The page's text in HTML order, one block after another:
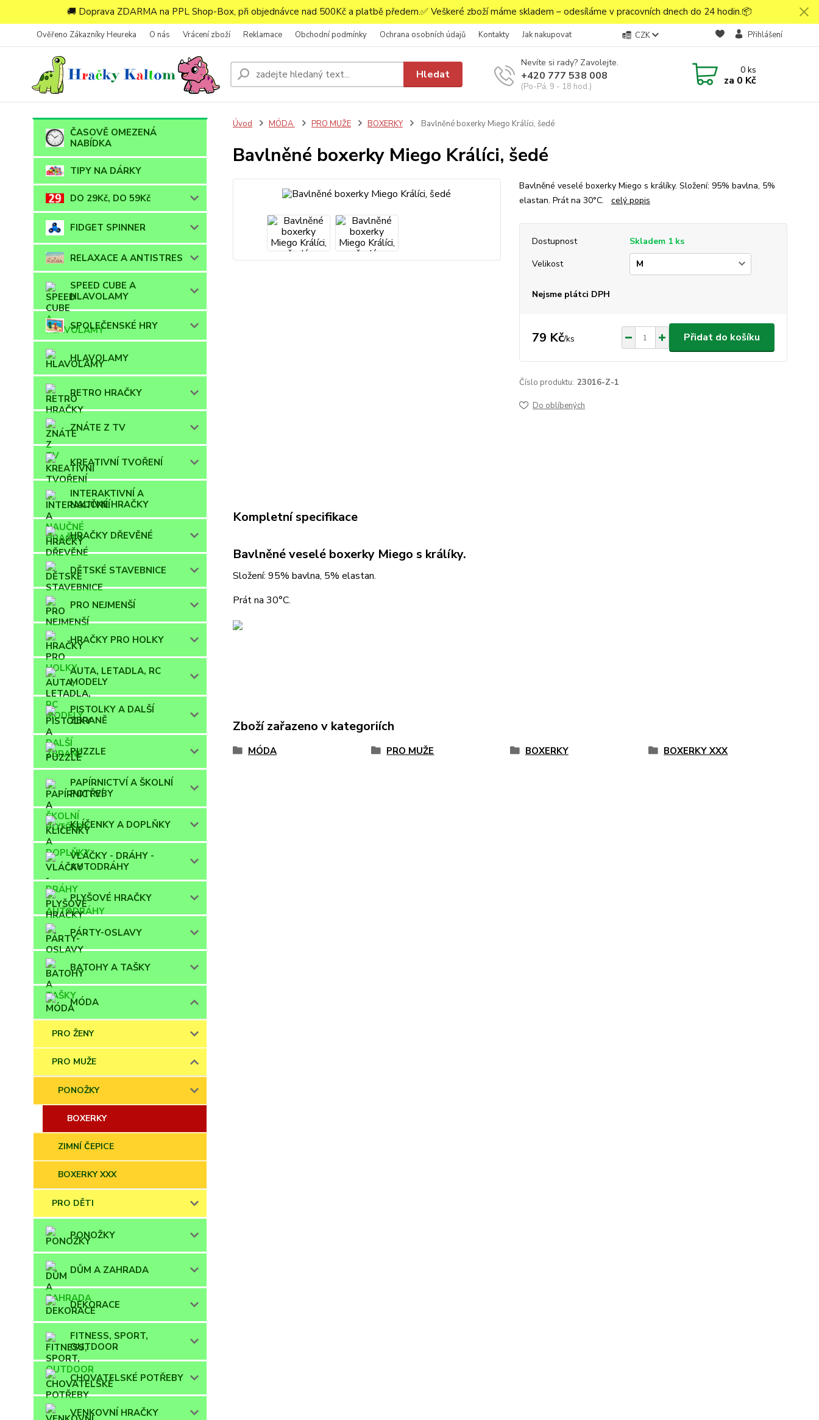
🚚 Doprava ZDARMA na PPL Shop-Box, při objednávce nad 500Kč a platbě předem.✅ Veškeré zboží máme skladem – odesíláme v pracovních dnech do 24 hodin.📦
Ověřeno Zákazníky Heureka O nás Vrácení zboží Reklamace Obchodní podmínky Ochrana osobních údajů Kontakty Jak nakupovat CZK Přihlášení
Hledat
Nevíte si rady? Zavolejte.
+420 777 538 008
(Po-Pá, 9 - 18 hod.)
0ks
za 0 Kč
ČASOVĚ OMEZENÁ
NABÍDKA
TIPY NA DÁRKY
DO 29Kč, DO 59Kč
FIDGET SPINNER
RELAXACE A ANTISTRES
SPEED CUBE A
HLAVOLAMY
SPOLEČENSKÉ HRY
HLAVOLAMY
RETRO HRAČKY
ZNÁTE Z TV
KREATIVNÍ TVOŘENÍ
INTERAKTIVNÍ A
NAUČNÉ HRAČKY
HRAČKY DŘEVĚNÉ
DĚTSKÉ STAVEBNICE
PRO NEJMENŠÍ
HRAČKY PRO HOLKY
AUTA, LETADLA, RC
MODELY
PISTOLKY A DALŠÍ
ZBRANĚ
PUZZLE
PAPÍRNICTVÍ A ŠKOLNÍ
POTŘEBY
KLÍČENKY A DOPLŇKY
VLÁČKY - DRÁHY -
AUTODRÁHY
PLYŠOVÉ HRAČKY
PÁRTY-OSLAVY
BATOHY A TAŠKY
MÓDA
PRO ŽENY
PRO MUŽE
PONOŽKY
BOXERKY
ZIMNÍ ČEPICE
BOXERKY XXX
PRO DĚTI
PONOŽKY
DŮM A ZAHRADA
DEKORACE
FITNESS, SPORT,
OUTDOOR
CHOVATELSKÉ POTŘEBY
VENKOVNÍ HRAČKY
Úvod MÓDA PRO MUŽE BOXERKY Bavlněné boxerky Miego Králíci, šedé
Bavlněné boxerky Miego Králíci, šedé
Bavlněné veselé boxerky Miego s králíky. Složení: 95% bavlna, 5%
elastan. Prát na 30°C. celý popis
Dostupnost
Skladem 1 ks
Velikost
Nejsme plátci DPH
79 Kč/ks Přidat do košíku
Číslo produktu: 23016-Z-1
Do oblíbených
Kompletní specifikace
Bavlněné veselé boxerky Miego s králíky.
Složení: 95% bavlna, 5% elastan.
Prát na 30°C.
Zboží zařazeno v kategoriích
MÓDA PRO MUŽE BOXERKY BOXERKY XXX